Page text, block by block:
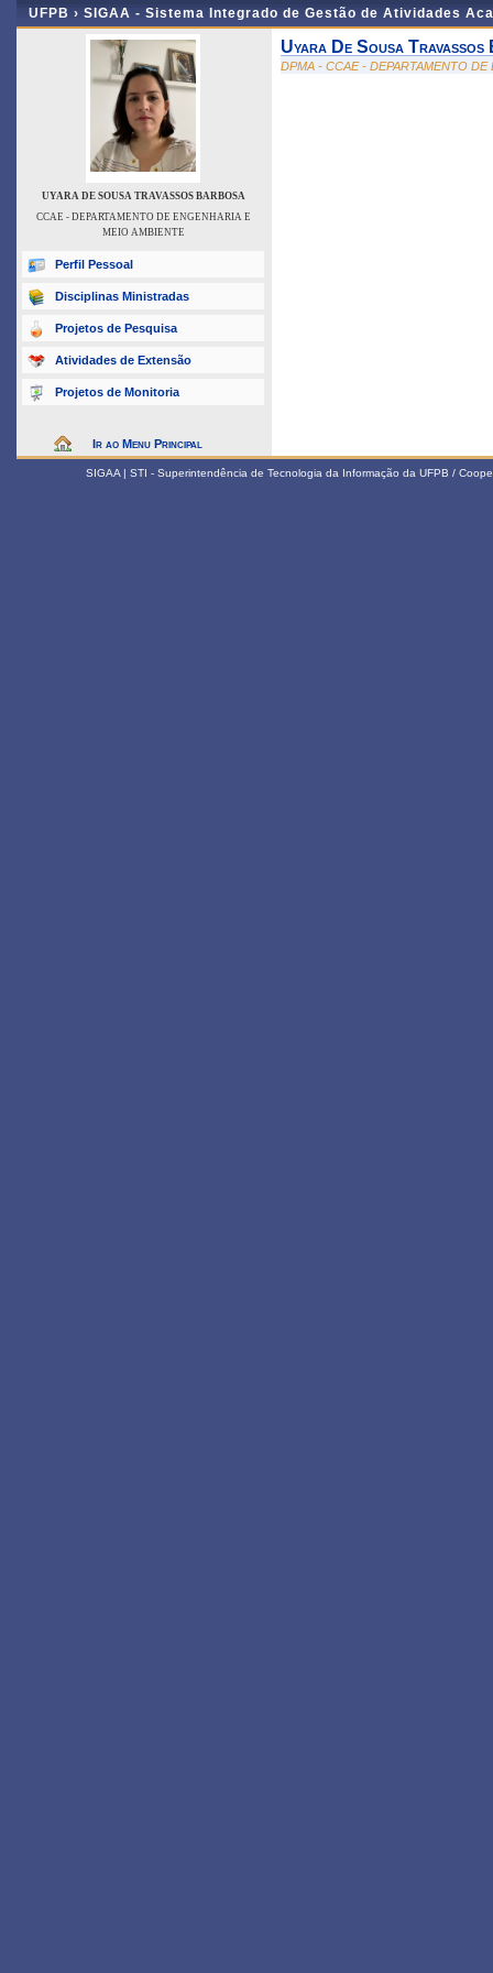
UFPB › SIGAA - Sistema Integrado de Gestão de Atividades
UYARA DE SOUSA TRAVASSOS BARBOSA
CCAE - DEPARTAMENTO DE ENGENHARIA E
MEIO AMBIENTE
Perfil Pessoal
Disciplinas Ministradas
Projetos de Pesquisa
Atividades de Extensão
Projetos de Monitoria
Ir ao Menu Principal
Uyara De Sousa Travassos
DPMA - CCAE - DEPARTAMENTO
SIGAA | STI - Superintendência de Tecnologia da Informação da UFPB /